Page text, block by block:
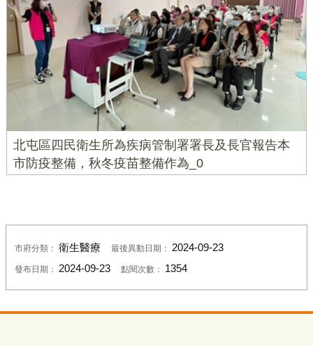
北屯區四民衛生所為疾病管制署署長及長官報告本
市防疫整備，秋冬疫苗整備作為_0
市府分類： 衛生醫療 最後異動日期： 2024-09-23
發布日期： 2024-09-23 點閱次數： 1354